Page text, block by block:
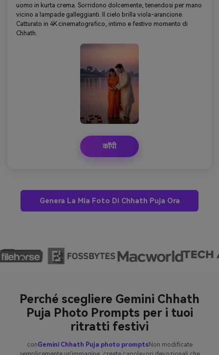
uomo in kurta crema. Sorridono dolcemente, tenendosi per mano
vicino a lampade galleggianti. Il cielo brilla viola-arancione.
Catturato in 4K cinematografico, intimo e festivo momento di
Chhath.
कॉपी
Genera La Mia Foto Di Chhath Puja Ora
Perché scegliere Gemini Chhath
Puja Photo Prompts per i tuoi
ritratti festivi
conGemini Chhath Puja photo promptsNon modificate